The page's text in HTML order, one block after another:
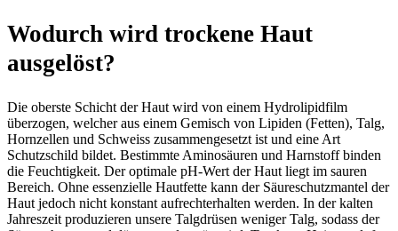
Wodurch wird trockene Haut
ausgelöst?
Die oberste Schicht der Haut wird von einem Hydrolipidfilm
überzogen, welcher aus einem Gemisch von Lipiden (Fetten), Talg,
Hornzellen und Schweiss zusammengesetzt ist und eine Art
Schutzschild bildet. Bestimmte Aminosäuren und Harnstoffbinden
die Feuchtigkeit. Der optimale pH-Wert derHaut liegt im sauren
Bereich. Ohne essenzielle Hautfette kann der Säureschutzmantel der
Haut jedoch nicht konstant aufrechterhalten werden. In der kalten
Jahreszeit produzieren unsere Talgdrüsen weniger Talg, sodass der